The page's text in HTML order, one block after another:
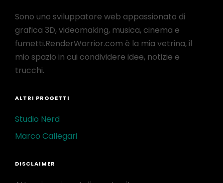
Sono uno sviluppatore web appassionato di
grafica 3D, videomaking, musica, cinema e
fumetti.RenderWarrior.com è la mia vetrina, il
mio spazio in cui condividere idee, notizie e
trucchi.
ALTRI PROGETTI
Studio Nerd
Marco Callegari
DISCLAIMER